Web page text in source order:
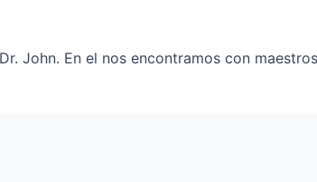
John. En el nos encontramos con